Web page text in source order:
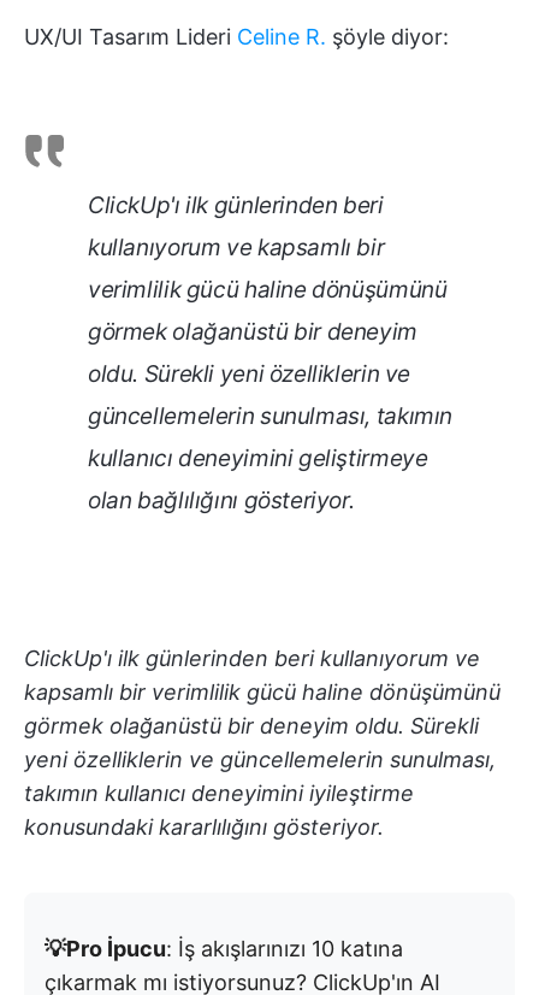
UX/UI Tasarım Lideri Celine R. şöyle diyor:
ClickUp'ı ilk günlerinden beri
kullanıyorum ve kapsamlı bir
verimlilik gücü haline dönüşümünü
görmek olağanüstü bir deneyim
oldu. Sürekli yeni özelliklerin ve
güncellemelerin sunulması, takımın
kullanıcı deneyimini geliştirmeye
olan bağlılığını gösteriyor.
ClickUp'ı ilk günlerinden beri kullanıyorum ve
kapsamlı bir verimlilik gücü haline dönüşümünü
görmek olağanüstü bir deneyim oldu. Sürekli
yeni özelliklerin ve güncellemelerin sunulması,
takımın kullanıcı deneyimini iyileştirme
konusundaki kararlılığını gösteriyor.
💡Pro İpucu: İş akışlarınızı 10 katına
çıkarmak mı istiyorsunuz? ClickUp'ın AI